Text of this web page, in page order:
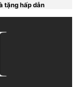
tặng hấp dẫn